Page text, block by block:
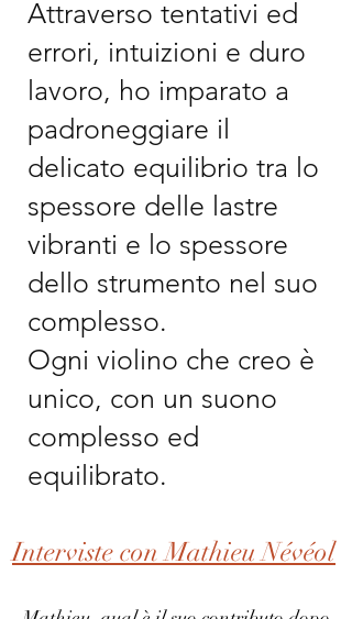
Attraverso tentativi ed
errori, intuizioni e duro
lavoro, ho imparato a
padroneggiare il
delicato equilibrio tra lo
spessore delle lastre
vibranti e lo spessore
dello strumento nel suo
complesso.
Ogni violino che creo è
unico, con un suono
complesso ed
equilibrato.
Interviste con Mathieu Névéol